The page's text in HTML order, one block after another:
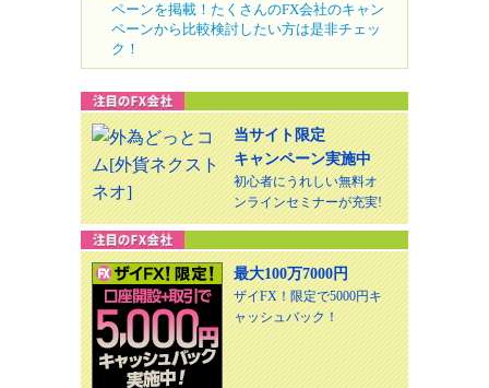
ペーンを掲載！たくさんのFX会社のキャン
ペーンから比較検討したい方は是非チェッ
ク！
当サイト限定
キャンペーン実施中
初心者にうれしい無料オ
ンラインセミナーが充実!
最大100万7000円
ザイFX！限定で5000円キ
ャッシュバック！